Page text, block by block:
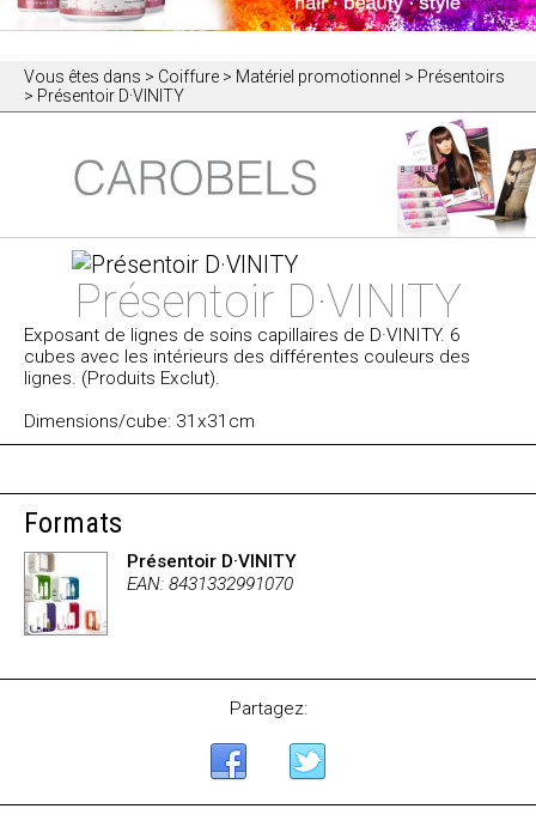
Vous êtes dans > Coiffure > Matériel promotionnel > Présentoirs
> Présentoir D·VINITY
Présentoir D·VINITY
Exposant de lignes de soins capillaires de D·VINITY. 6
cubes avec les intérieurs des différentes couleurs des
lignes. (Produits Exclut).
Dimensions/cube: 31x31cm
Formats
Présentoir D·VINITY
EAN: 8431332991070
Partagez: